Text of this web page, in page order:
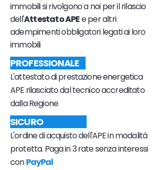
immobili si rivolgono a noi per il rilascio
dell'Attestato APEe per altri
adempimenti obbligatori legati ai loro
immobili
PROFESSIONALE
L'attestato di prestazione energetica
APE rilasciato dal tecnico accreditato
dalla Regione
SICURO
L'ordine di acquisto dell'APE in modalità
protetta. Paga in 3 rate senza interessi
conPayPal